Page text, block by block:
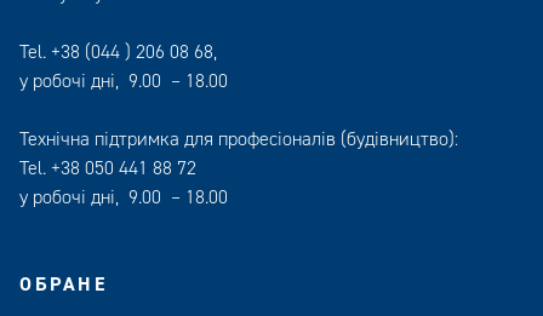
Tel. +38 (044 ) 206 08 68,
у робочі дні, 9.00 – 18.00
Технічна підтримка для професіоналів (будівництво):
Tel. +38 050 441 88 72
у робочі дні, 9.00 – 18.00
ОБРАНЕ